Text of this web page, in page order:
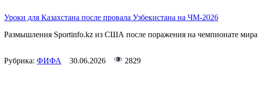
Уроки для Казахстана после провала Узбекистана на ЧМ-2026
Размышления Sportinfo.kz из США после поражения на чемпионате мира
Рубрика: ФИФА 30.06.2026 2829